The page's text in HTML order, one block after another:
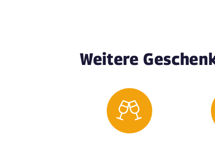
Weitere